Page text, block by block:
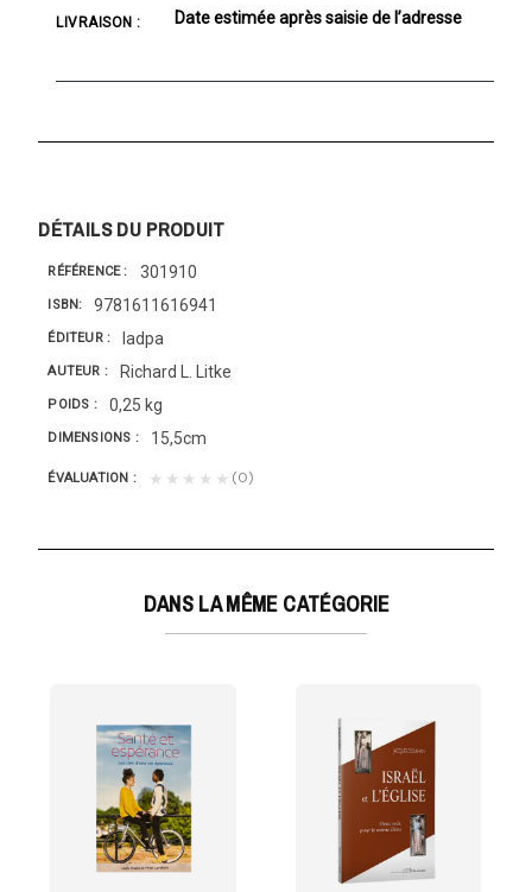
LIVRAISON : Date estimée après saisie de l’adresse
DÉTAILS DU PRODUIT
RÉFÉRENCE 301910
ISBN 9781611616941
ÉDITEUR Iadpa
AUTEUR Richard L. Litke
POIDS 0,25 kg
DIMENSIONS 15,5cm
ÉVALUATION ★★★★★ (0)
DANS LA MÊME CATÉGORIE
?
semblent fleurir un peu partout. À l'entrée de mon...